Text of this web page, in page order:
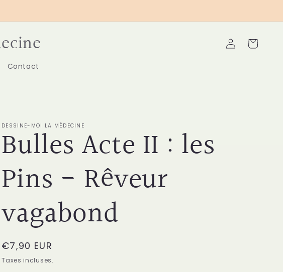
Contact
ConnexionPanier
DESSINE-MOI LA MÉDECINE
Bulles Acte II : les
Pins - Rêveur
vagabond
Prix
habituel
€7,90 EUR
Taxes incluses.